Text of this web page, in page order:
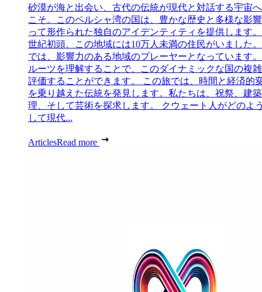
砂漠が海と出会い、古代の伝統が現代と対話する宇宙
こそ。このペルシャ湾の国は、豊かな歴史と多様な影
って形作られた独自のアイデンティティを提供します
世紀初頭、この地域には10万人未満の住民がいました
では、影響力のある地域のプレーヤーとなっています
ルーツを理解することで、このダイナミックな国の複
評価することができます。 この旅では、時間と経済的
を乗り越えた伝統を発見します。私たちは、祝祭、建
理、そして芸術を探求します。 クウェート人がどのよ
して現代...
ArticlesRead more